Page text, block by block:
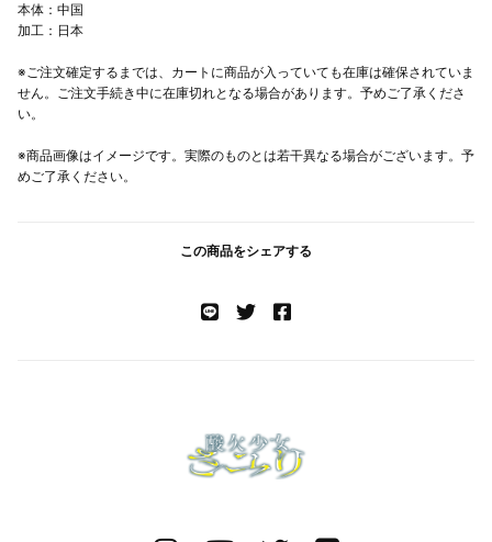
本体：中国
加工：日本
※ご注文確定するまでは、カートに商品が入っていても在庫は確保されていま
せん。ご注文手続き中に在庫切れとなる場合があります。予めご了承くださ
い。
※商品画像はイメージです。実際のものとは若干異なる場合がございます。予
めご了承ください。
この商品をシェアする